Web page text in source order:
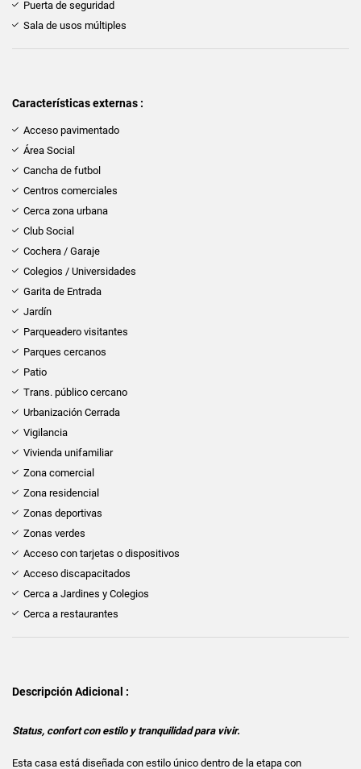
Puerta de seguridad
Sala de usos múltiples
Características externas :
Acceso pavimentado
Área Social
Cancha de futbol
Centros comerciales
Cerca zona urbana
Club Social
Cochera / Garaje
Colegios / Universidades
Garita de Entrada
Jardín
Parqueadero visitantes
Parques cercanos
Patio
Trans. público cercano
Urbanización Cerrada
Vigilancia
Vivienda unifamiliar
Zona comercial
Zona residencial
Zonas deportivas
Zonas verdes
Acceso con tarjetas o dispositivos
Acceso discapacitados
Cerca a Jardines y Colegios
Cerca a restaurantes
Descripción Adicional :
Status, confort con estilo y tranquilidad para vivir.
Esta casa está diseñada con estilo único dentro de la etapa con